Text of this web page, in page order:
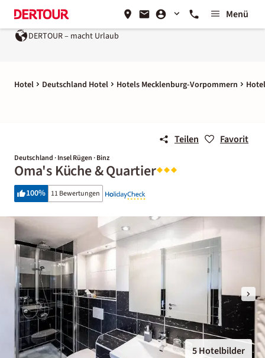
Menü
DERTOUR – macht Urlaub
Hotel Deutschland Hotel Hotels Mecklenburg-Vorpommern
Teilen Favorit
Deutschland · Insel Rügen · Binz
Oma's Küche & Quartier
100% 11 Bewertungen
5 Hotelbilder